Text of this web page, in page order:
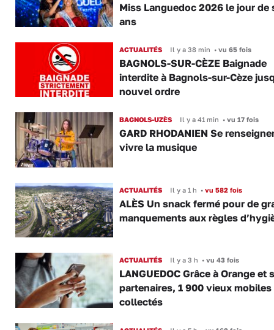
Miss Languedoc 2026 le jour de
ans
ACTUALITÉS Il y a 38 min •vu 65 fois
BAGNOLS-SUR-CÈZE Baignade
interdite à Bagnols-sur-Cèze
nouvel ordre
BAGNOLS-UZÈS Il y a 41 min •vu 17 fois
GARD RHODANIEN Se
vivre la musique
ACTUALITÉS Il y a 1 h •vu 582 fois
ALÈS Un snack fermé pour de
manquements aux règles
ACTUALITÉS Il y a 3 h •vu 43 fois
LANGUEDOC Grâce à Orange et
partenaires, 1 900 vieux mobiles
collectés